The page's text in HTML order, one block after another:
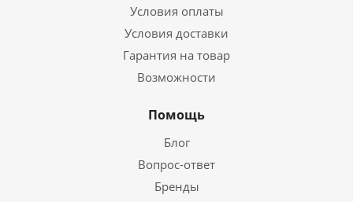
Условия оплаты
Условия доставки
Гарантия на товар
Возможности
Помощь
Блог
Вопрос-ответ
Бренды